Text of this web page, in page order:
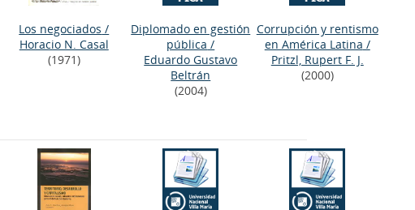
Los negociados /
Horacio N. Casal
(1971)
Diplomado en gestión
pública /
Eduardo Gustavo
Beltrán
(2004)
Corrupción y rentismo
en América Latina /
Pritzl, Rupert F. J.
(2000)